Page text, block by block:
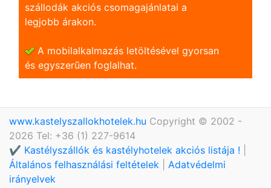
szállodák akciós csomagajánlatai a
legjobb árakon.
A mobilalkalmazás letöltésével gyorsan
és egyszerũen foglalhat.
www.kastelyszallokhotelek.hu Copyright © 2002 -
2026 Tel: +36 (1) 227-9614
✔️ Kastélyszállók és kastélyhotelek akciós listája !
Általános felhasználási feltételek
Adatvédelmi
irányelvek